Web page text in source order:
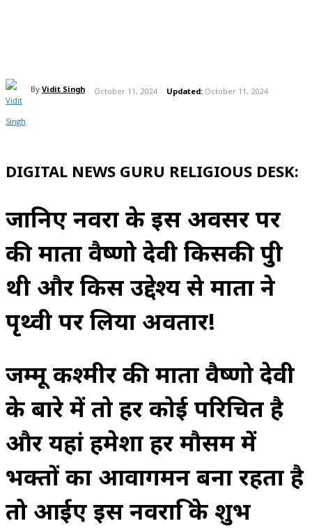
By Vidit Singh October 11, 2024 Updated: October 11, 2024
DIGITAL NEWS GURU RELIGIOUS DESK:
जानिए नवरात्र के इस अवसर पर
की माता वैष्णो देवी किसकी पुत्री
थी और किस उद्देश्य से माता ने
पृथ्वी पर लिया अवतार!
जम्मू कश्मीर की माता वैष्णो देवी
के बारे में तो हर कोई परिचित है
और यहां हमेशा हर मौसम में
भक्तों का आवागमन बना रहता है
तो आईए इस नवरात्रि के शुभ